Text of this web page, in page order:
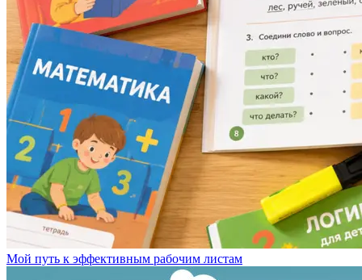
Мой путь к эффективным рабочим листам